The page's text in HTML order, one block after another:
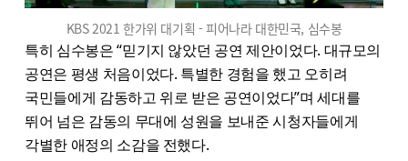
KBS 2021 한가위 대기획 - 피어나라 대한민국, 심수봉
특히 심수봉은 “믿기지 않았던 공연 제안이었다. 대규모의
공연은 평생 처음이었다. 특별한 경험을 했고 오히려
국민들에게 감동하고 위로 받은 공연이었다”며 세대를
뛰어 넘은 감동의 무대에 성원을 보내준 시청자들에게
각별한 애정의 소감을 전했다.